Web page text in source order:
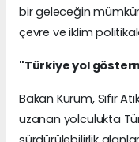
bir geleceğin
çevre ve iklim
"Türkiye yol
Bakan Kurum, Sıfır
uzanan yolculukta